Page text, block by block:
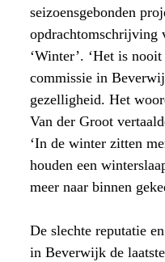
seizoensgebonden
opdrachtomschrijving
‘Winter’. ‘Het is
commissie in
gezelligheid. Het
Van der Groot
‘In de winter zitten
houden een
meer naar binnen
De slechte reputatie
in Beverwijk de